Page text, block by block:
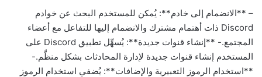
– **الانضمام إلى خادم**: يُمكن للمستخدم البحث عن خوادم
Discord ذات أهتمام مشترك والانضمام إليها للتفاعل مع أعضاء
المجتمع.- **إنشاء قنوات جديدة**: يُسهِّل تطبيق Discord على
المستخدم إنشاء قنوات جديدة لإدارة المحادثات بشكل منظَّم.-
**استخدام الرموز التعبيرية والإضافات**: يُضفي استخدام الرموز